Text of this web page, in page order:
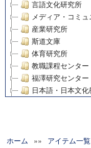
言語文化研究所
メディア・コミ
産業研究所
斯道文庫
体育研究所
教職課程センター
福澤研究センター
日本語・日本文
グローバルリサ
ホーム »» アイテム一覧